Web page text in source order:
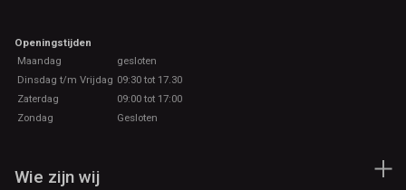
Openingstijden
Maandag
gesloten
Dinsdag t/m Vrijdag 09:30 tot 17.30
Zaterdag
09:00 tot 17:00
Zondag
Gesloten
Wie zijn wij